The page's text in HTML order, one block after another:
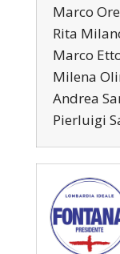
Marco
Rita
Marco
Milena
Andrea
Pierluigi